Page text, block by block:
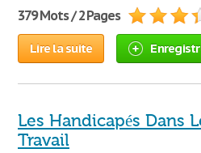
379 Mots / 2 Pages
Lire la suite
Les Handicapés Dans
Travail